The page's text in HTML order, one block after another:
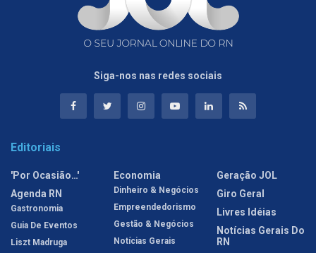
Siga-nos nas redes sociais
Editoriais
'Por Ocasião…'
Agenda RN
Gastronomia
Guia De Eventos
Liszt Madruga
Economia
Dinheiro & Negócios
Empreendedorismo
Gestão & Negócios
Notícias Gerais
Geração JOL
Giro Geral
Livres Idéias
Notícias Gerais Do
RN